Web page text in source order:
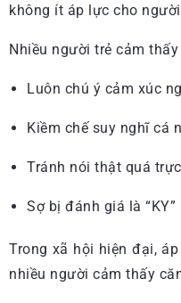
không ít áp lực cho
Nhiều người trẻ cảm
Luôn chú ý cảm xúc
Kiềm chế suy nghĩ cá
Tránh nói thật quá
Sợ bị đánh giá là “KY”
Trong xã hội hiện đại,
nhiều người cảm thấy